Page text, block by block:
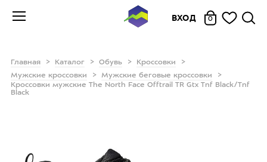
ВХОД 0
Главная Каталог Обувь
Кроссовки
Мужские кроссовки
Мужские беговые кроссовки
Кроссовки мужские The North Face Offtrail TR Gtx Tnf Black/Tnf
Black